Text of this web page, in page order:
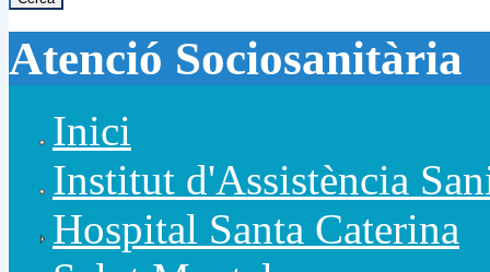
Atenció Sociosanitària
Inici
Institut d'Assistència
Hospital Santa Caterina